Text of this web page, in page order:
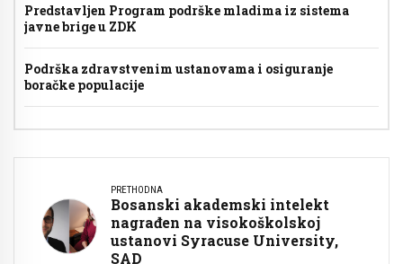
Predstavljen Program podrške mladima iz sistema
javne brige u ZDK
Podrška zdravstvenim ustanovama i osiguranje
boračke populacije
PRETHODNA
Bosanski akademski intelekt
nagrađen na visokoškolskoj
ustanovi Syracuse University,
SAD